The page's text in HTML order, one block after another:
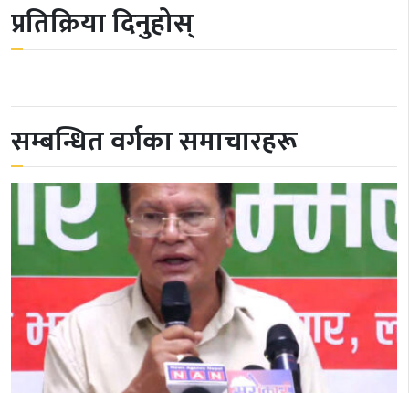
प्रतिक्रिया दिनुहोस्
सम्बन्धित वर्गका समाचारहरू